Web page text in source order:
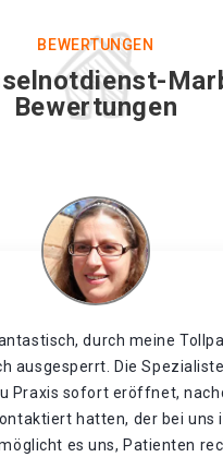
BEWERTUNGEN
Bewertungen
durch meine
ausgesperrt. Die
Praxis sofort eröffnet,
hatten, der bei uns
es uns, Patienten